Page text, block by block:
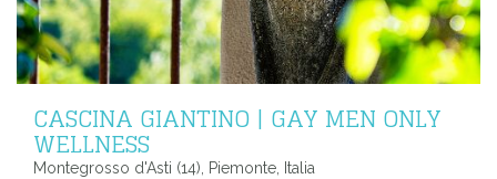
CASCINA GIANTINO | GAY MEN ONLY
WELLNESS
Montegrosso d'Asti (14), Piemonte, Italia